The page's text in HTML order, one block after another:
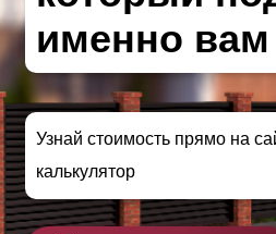
именно вам
Узнай стоимость прямо на
калькулятор